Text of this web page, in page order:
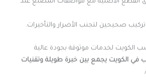
القطع الأصلية مع مواصفات المصنع عند
صحيحين لتجنب الأضرار والتأخيرات.
الكويت لخدمات موثوقة بجودة عالية
في الكويت يجمع بين خبرة طويلة وتقنيات